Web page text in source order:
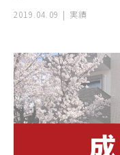
2019.04.09 実績